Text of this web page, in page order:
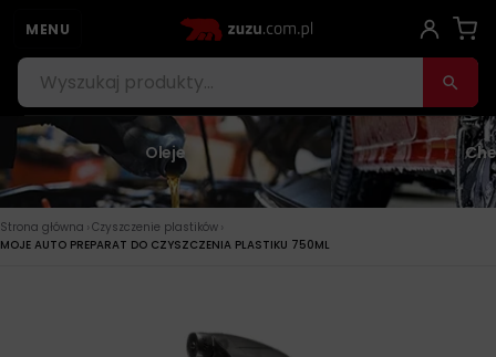
MENU
Oleje
Strona główna › Czyszczenie plastików ›
MOJE AUTO PREPARAT DO CZYSZCZENIA PLASTIKU 750ML